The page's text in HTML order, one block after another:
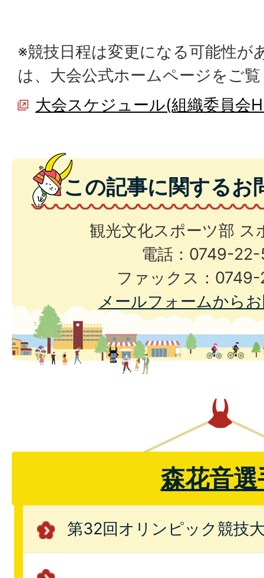
※競技日程は変更になる可能性が
は、大会公式ホームページをご
大会スケジュール(組織委員会
この記事に関するお
観光文化スポーツ部 ス
電話：0749-
ファックス：
メールフォームから
森花音選
第32回オリンピック競技